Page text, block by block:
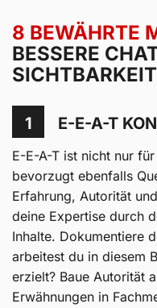
Was ist ChatGPT
Wie ChatGPT
8 bewährte
Sichtbarkeit
ChatGPT SEO vs.
und
Häufige Fehler bei
vermeidest
8 BEWÄHRTE
BESSERE
SICHTBARKEIT
1 E-E-A-T
E-E-A-T ist nicht nur
bevorzugt ebenfalls
Erfahrung, Autorität
deine Expertise durch
Inhalte. Dokumentiere
arbeitest du in diesem
erzielt? Baue Autorität
Erwähnungen in